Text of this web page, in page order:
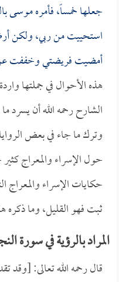
جعلها خمساً، فأمره موسى
استحييت من ربي، ولكن
أمضيت فريضتي وخففت
هذه الأحوال في جملتها
الشارح رحمه الله أن يسرد
وترك ما جاء في بعض
حول الإسراء والمعراج
حكايات الإسراء والمعراج
ثبت فهو القليل، وما ذكره
المراد بالرؤية في سورة
قال رحمه الله تعالى: [وقد